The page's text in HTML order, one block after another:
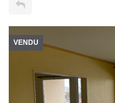
VENDU